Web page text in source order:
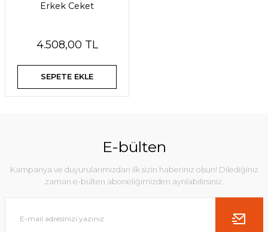
Erkek Ceket
4.508,00 TL
SEPETE EKLE
E-bülten
Kampanya ve duyurularımızdan ilk sizin haberiniz olsun! Dilediğiniz
zaman e-bülten aboneliğimizden ayrılabilirsiniz.